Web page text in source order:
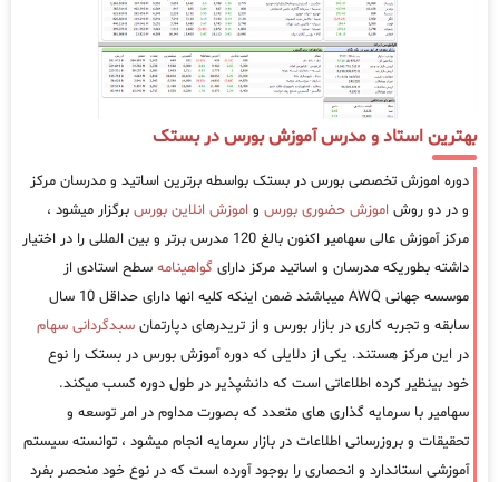
بهترین استاد و مدرس آموزش بورس در بستک
دوره اموزش تخصصی بورس در بستک بواسطه برترین اساتید و مدرسان مرکز
و در دو روش اموزش حضوری بورس و اموزش انلاین بورس برگزار میشود ،
مرکز آموزش عالی سهامیر اکنون بالغ 120 مدرس برتر و بین المللی را در اختیار
داشته بطوریکه مدرسان و اساتید مرکز دارای گواهینامه سطح استادی از
موسسه جهانی AWQ میباشند ضمن اینکه کلیه انها دارای حداقل 10 سال
سابقه و تجربه کاری در بازار بورس و از تریدرهای دپارتمان سبدگردانی سهام
در این مرکز هستند. یکی از دلایلی که دوره آموزش بورس در بستک را نوع
خود بینظیر کرده اطلاعاتی است که دانشپذیر در طول دوره کسب میکند.
سهامیر با سرمایه گذاری های متعدد که بصورت مداوم در امر توسعه و
تحقیقات و بروزرسانی اطلاعات در بازار سرمایه انجام میشود ، توانسته سیستم
آموزشی استاندارد و انحصاری را بوجود آورده است که در نوع خود منحصر بفرد